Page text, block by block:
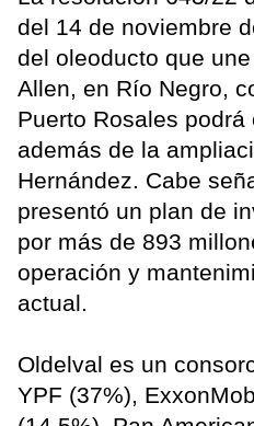
del 14 de noviembre
del oleoducto que
Allen, en Río Negro,
Puerto Rosales podrá
además de la
Hernández. Cabe
presentó un plan de
por más de 893
operación y
actual.
Oldelval es un
YPF (37%),